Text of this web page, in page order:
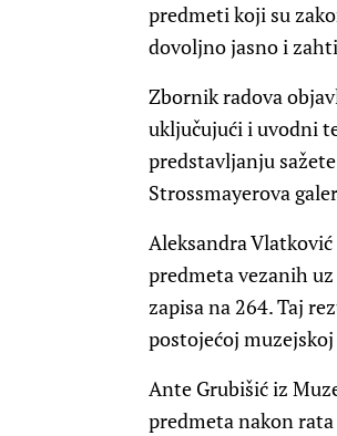
predmeti koji su
dovoljno jasno i
Zbornik radova
uključujući i uvodni
predstavljanju
Strossmayerova
Aleksandra
predmeta vezanih
zapisa na 264. Taj
postojećoj
Ante Grubišić iz
predmeta nakon